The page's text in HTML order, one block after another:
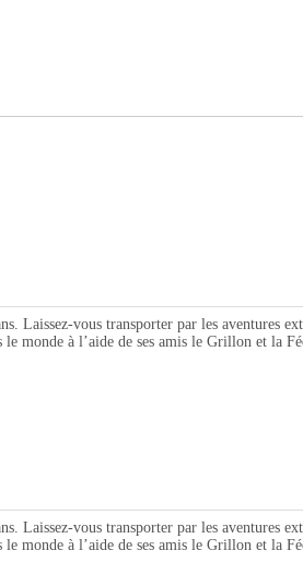
vous transporter par les aventures
monde à l’aide de ses amis le Grillon et la
vous transporter par les aventures
monde à l’aide de ses amis le Grillon et la